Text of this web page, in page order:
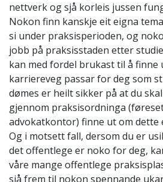
nettverk og sjå korleis jussen
Nokon finn kanskje eit eigna
si under praksisperioden, og
jobb på praksisstaden etter
kan med fordel brukast til å finne
karriereveg passar for deg som
dømes er heilt sikker på at du
gjennom praksisordninga
advokatkontor) finne ut om dette
Og i motsett fall, dersom du er
det offentlege er noko for deg,
våre mange offentlege
sjå frem til nokon spennande